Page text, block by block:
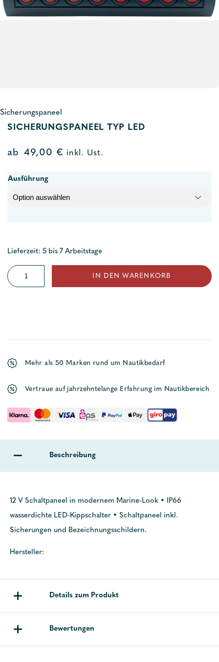
Sicherungspaneel
SICHERUNGSPANEEL TYP LED
ab 49,00 € inkl. Ust.
Ausführung
Lieferzeit: 5 bis 7 Arbeitstage
Sicherungspaneel
Typ
IN DEN WARENKORB
Mehr als 50 Marken rund um Nautikbedarf
Vertraue auf jahrzehntelange Erfahrung im Nautikbereich
Beschreibung
12 V Schaltpaneel in modernem Marine-Look • IP66
wasserdichte LED-Kippschalter • Schaltpaneel inkl.
Sicherungen und Bezeichnungsschildern.
Hersteller:
Details zum Produkt
Bewertungen